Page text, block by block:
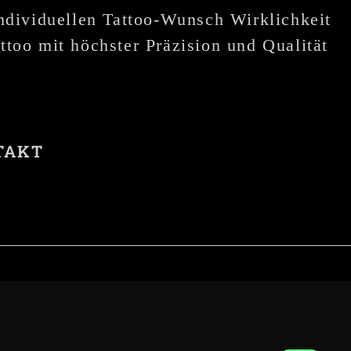
Tattoo-Wunsch Wirklichkeit
mit höchster Präzision und Qualität